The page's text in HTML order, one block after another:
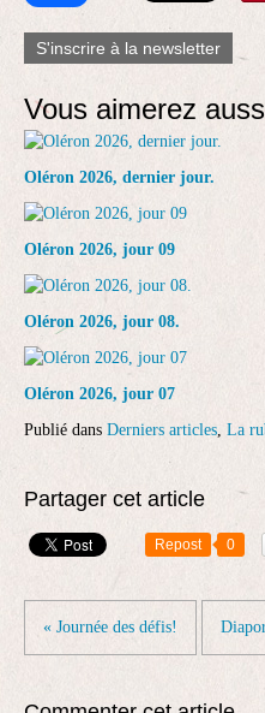
S'inscrire à la newsletter
Vous aimerez
Oléron 2026, dernier jour.
Oléron 2026, jour 09
Oléron 2026, jour 08.
Oléron 2026, jour 07
Publié dans Derniers articles, La
Partager cet article
Repost 0
« Journée des défis!